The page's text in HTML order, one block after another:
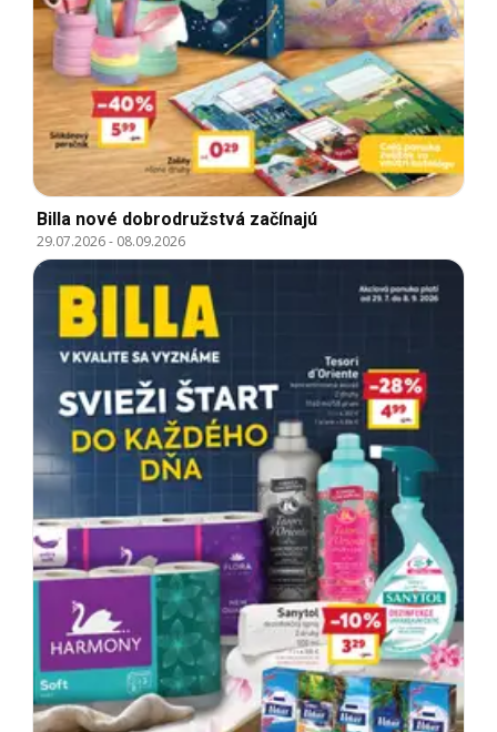
Billa nové dobrodružstvá začínajú
29.07.2026- 08.09.2026